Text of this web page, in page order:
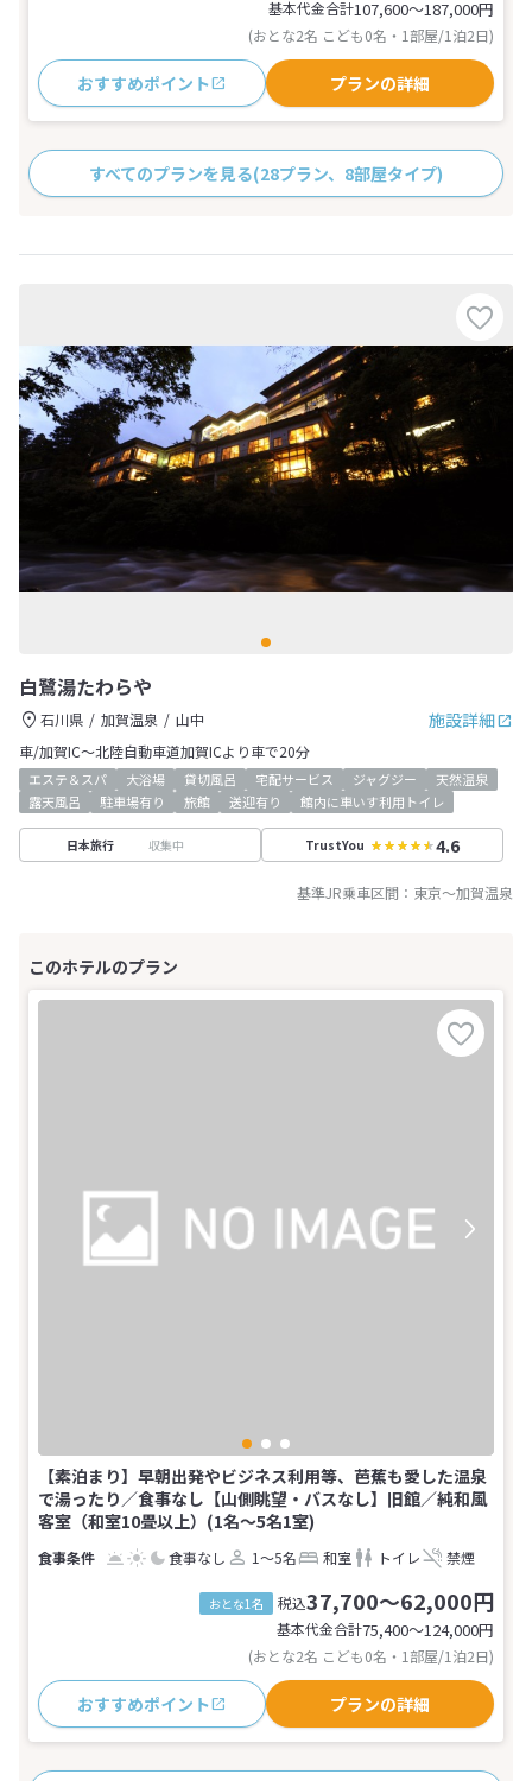
基本代金合計107,600〜187,000円
(おとな2名 こども0名・1部屋/1泊2日)
おすすめポイント プランの詳細
すべてのプランを見る(28プラン、8部屋タイプ)
白鷺湯たわらや
施設詳細
石川県 加賀温泉
山中
車/加賀IC～北陸自動車道加賀ICより車で20分
エステ＆スパ 大浴場 貸切風呂 宅配サービス ジャグジー
天然温泉
露天風呂
駐車場有り 旅館 送迎有り 館内に車いす利用トイレ
日本旅行 収集中 TrustYou 4.6
基準JR乗車区間： 東京～加賀温泉
【素泊まり】早朝出発やビジネス利用等、芭蕉も愛した温泉
で湯ったり／食事なし【山側眺望・バスなし】旧館／純和風
客室（和室10畳以上）(1名～5名1室)
食事なし 1～5名 和室 トイレ 禁煙
おとな1名 税込37,700～62,000円
基本代金合計75,400〜124,000円
(おとな2名 こども0名・1部屋/1泊2日)
おすすめポイント プランの詳細